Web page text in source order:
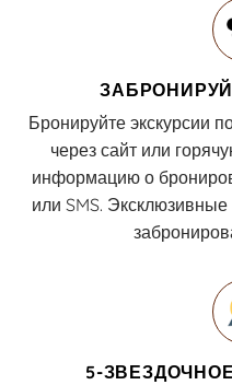
Бронируйте экскурсии
через сайт или
информацию о
или SMS.
5-